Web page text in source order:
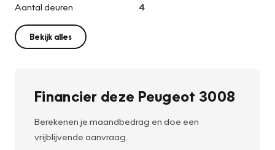
Aantal deuren
4
Bekijk alles
Financier deze Peugeot 3008
Berekenen je maandbedrag en doe een
vrijblijvende aanvraag.